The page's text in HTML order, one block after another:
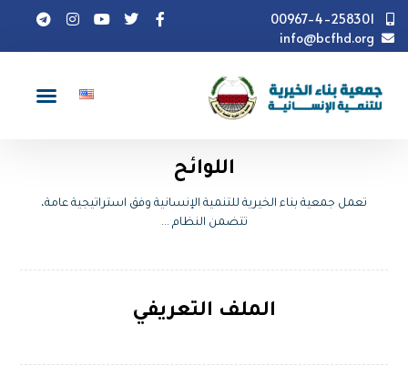
00967-4-258301
info@bcfhd.org
من نحن
اللوائح
تعمل جمعية بناء الخيرية للتنمية الإنسانية وفق استراتيجية عامة،
تتضمن النظام ...
الملف التعريفي